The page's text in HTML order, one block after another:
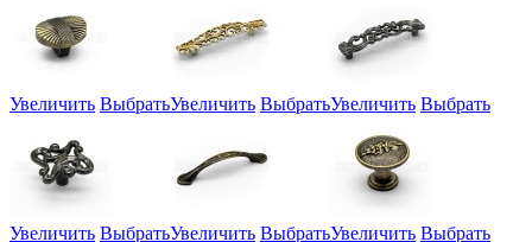
Увеличить ВыбратьУвеличить ВыбратьУвеличить Выбрать
Увеличить ВыбратьУвеличить ВыбратьУвеличить Выбрать